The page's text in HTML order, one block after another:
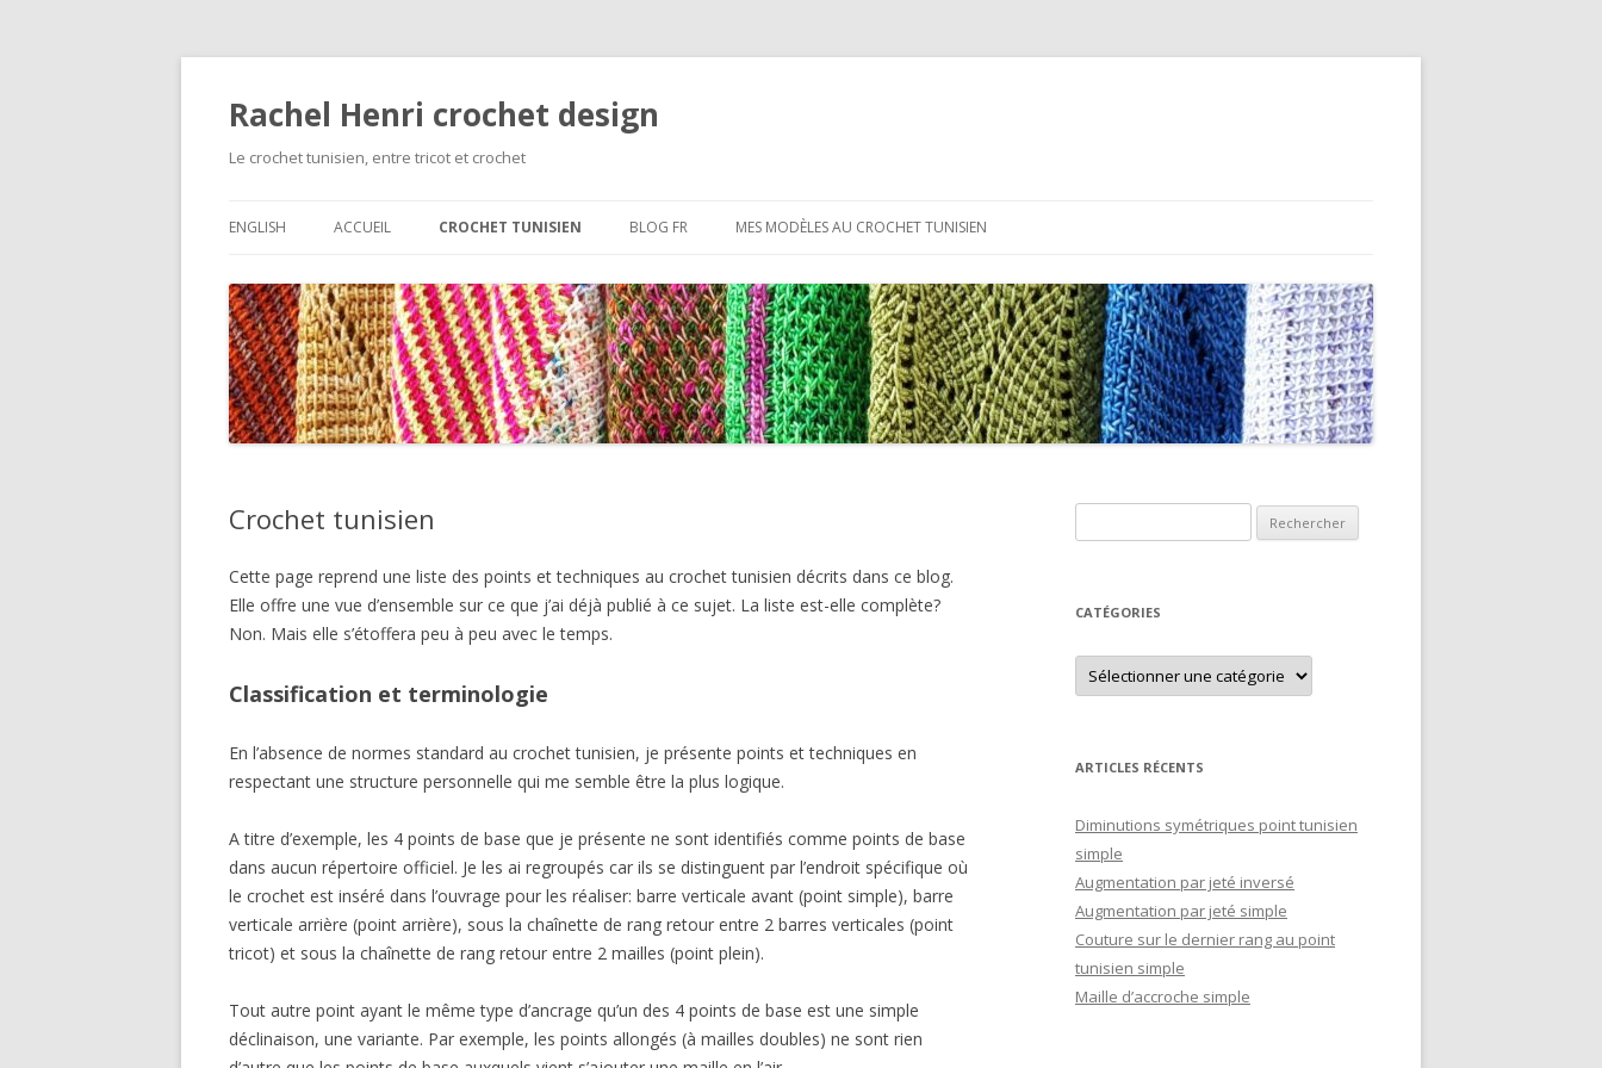
Rachel Henri crochet design
Le crochet tunisien, entre tricot et crochet
au
ENGLISH ACCUEIL CROCHET TUNISIEN
POINTS DE BASE
VARIATIONS SUR LES POINTS DE
BASE
AUGMENTATIONS
DIMINUTIONS
BLOG FR MES MODÈLES AU CROCHET TUNISIEN
Crochet tunisien
Cette page reprend une liste des points et techniques au crochet tunisien décrits dans ce blog.
Elle offre une vue d’ensemble sur ce que j’ai déjà publié à ce sujet. La liste est-elle complète?
Non. Mais elle s’étoffera peu à peu avec le temps.
Classification et terminologie
En l’absence de normes standard au crochet tunisien, je présente points et techniques en
respectant une structure personnelle qui me semble être la plus logique.
A titre d’exemple, les 4 points de base que je présente ne sont identifiés comme points de base
dans aucun répertoire officiel. Je les ai regroupés car ils se distinguent par l’endroit spécifique où
le crochet est inséré dans l’ouvrage pour les réaliser: barre verticale avant (point simple), barre
verticale arrière (point arrière), sous la chaînette de rang retour entre 2 barres verticales (point
tricot) et sous la chaînette de rang retour entre 2 mailles (point plein).
Tout autre point ayant le même type d’ancrage qu’un des 4 points de base est une simple
déclinaison, une variante. Par exemple, les points allongés (à mailles doubles) ne sont rien
CATÉGORIES
Catégories
ARTICLES RÉCENTS
Diminutions symétriques point tunisien
simple
Augmentation par jeté inversé
Augmentation par jeté simple
Couture sur le dernier rang au point
tunisien simple
Maille d’accroche simple